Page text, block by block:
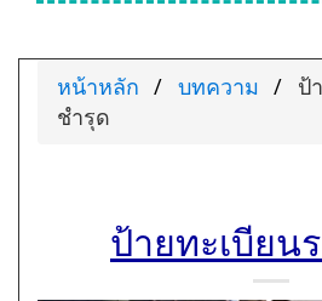
หน้าหลัก บทความ
ป้
ชำรุด
ป้ายทะเบียน